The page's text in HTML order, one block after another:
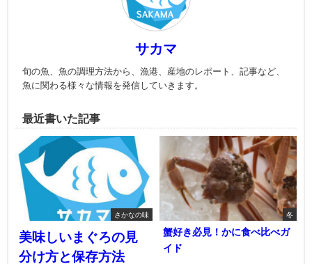
サカマ
旬の魚、魚の調理方法から、漁港、産地のレポート、記事など、
魚に関わる様々な情報を発信していきます。
最近書いた記事
さかなの味
美味しいまぐろの見
分け方と保存方法
冬
蟹好き必見！かに食べ比べガ
イド